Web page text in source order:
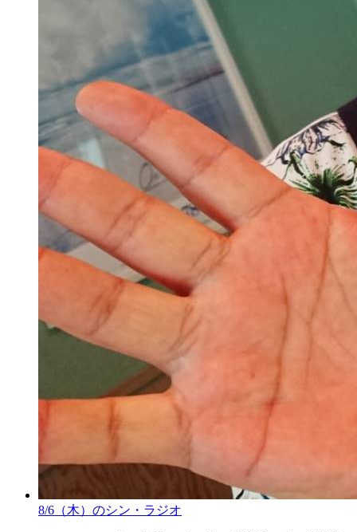
8/6（木）のシン・ラジオ